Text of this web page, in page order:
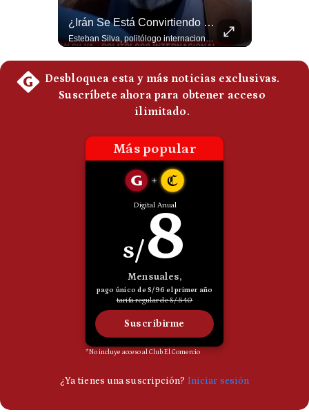
¿Irán Se Está Convirtiendo En Un Régimen Militar? | #radar24